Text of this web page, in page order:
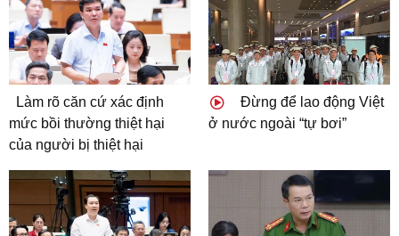
Làm rõ căn cứ xác định
mức bồi thường thiệt hại
của người bị thiệt hại
Đừng để lao động Việt
ở nước ngoài “tự bơi”